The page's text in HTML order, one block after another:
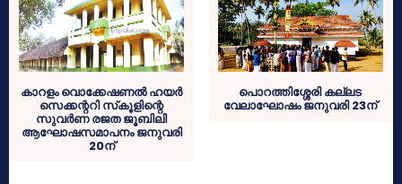
കാറളം വൊക്കേഷണല്‍ ഹയര്‍
സെക്കന്ററി സ്‌കൂളിന്റെ
സുവര്‍ണ രജത ജൂബിലി
ആഘോഷസമാപനം ജനുവരി
20ന്
പൊറത്തിശ്ശേരി കല്ലട
വേലാഘോഷം ജനുവരി 23ന്